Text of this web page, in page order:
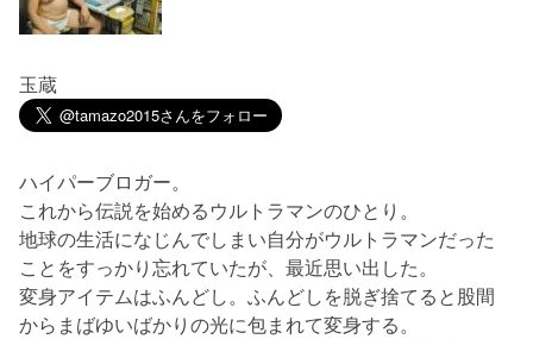
玉蔵
ハイパーブロガー。
これから伝説を始めるウルトラマンのひとり。
地球の生活になじんでしまい自分がウルトラマンだった
ことをすっかり忘れていたが、最近思い出した。
変身アイテムはふんどし。ふんどしを脱ぎ捨てると股間
からまばゆいばかりの光に包まれて変身する。